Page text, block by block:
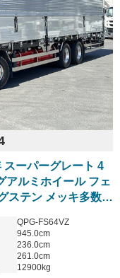
スーパーグレート 4
アルミホイール フェ
ステン メッキ多数
ン張
QPG-FS64VZ
945.0cm
236.0cm
261.0cm
12900kg